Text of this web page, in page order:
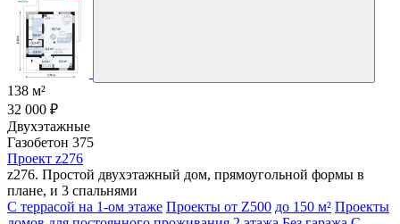
138 м²
32 000 ₽
Двухэтажные
Газобетон 375
Проект z276
z276. Простой двухэтажный дом, прямоугольной формы в
плане, и 3 спальнями
С террасой на 1-ом этаже Проекты от Z500 до 150 м² Проекты